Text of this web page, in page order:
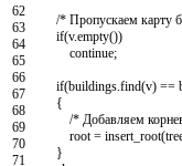
62
63
64
65
66
67
68
69
70
71
/* Пропускаем карту
if(v.empty())
continue;
if(buildings find(v) ==
{
/* Добавляем
root = insert_root(
}